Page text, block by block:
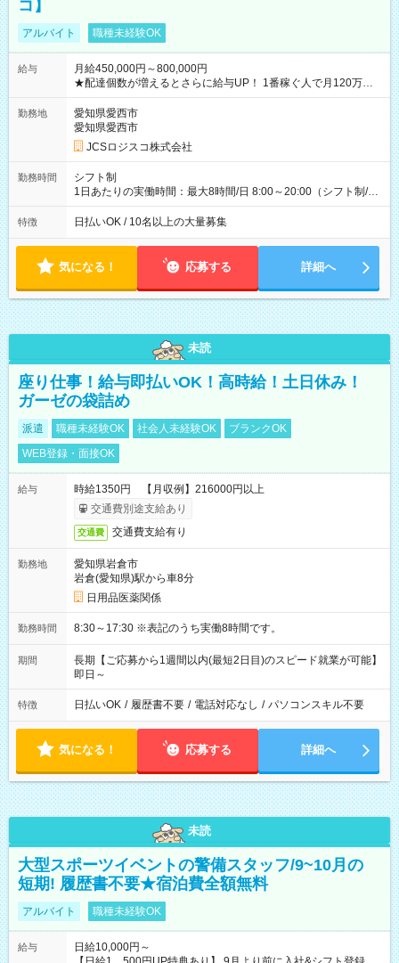
コ】
アルバイト 職種未経験OK
給与
月給450,000円～800,000円
★配達個数が増えるとさらに給与UP！ 1番稼ぐ人で月120万ほ
ど！ ・主要都市エリア 月収55万円／週5日稼働 月収65万~112
万円／週6日稼働 ・地方郊外エリア 月収40万円／週5日稼働 月
収40万円~50万円／週6日稼働 ＜モデルイメージ＞ ■月収50万
円 (27歳男性/江東区在住)※元建築関係 1日150個配達×25日勤務
(日休み) ■月収80万円(43歳男性/墨田区在住)※元営業 1日200個
勤務地
愛知県愛西市
愛知県愛西市
JCSロジスコ株式会社
勤務時間
シフト制
1日あたりの実働時間：最大8時間/日 8:00～20:00（シフト制/実
働8時間） ※週5日勤務（場所次第では週4も有り） ※配達状況
によって時間外での勤務可能性有り ※案件により多少の前後あ
特徴 日払いOK / 10名以上の大量募集
気になる！ 応募する 詳細へ
未読
座り仕事！給与即払いOK！高時給！土日休み！
ガーゼの袋詰め
派遣 職種未経験OK 社会人未経験OK
ブランクOK
WEB登録・面接OK
給与
時給1350円 【月収例】216000円以上
交通費別途支給あり
交通費 交通費支給有り
勤務地
愛知県岩倉市
岩倉(愛知県)駅から車8分
日用品医薬関係
勤務時間 8:30～17:30 ※表記のうち実働8時間です。
期間
長期【ご応募から1週間以内(最短2日目)のスピード就業が可能】
即日～
特徴 日払いOK / 履歴書不要 / 電話対応なし / パソコンスキル不要
気になる！ 応募する 詳細へ
未読
大型スポーツイベントの警備スタッフ/9~10月の
短期! 履歴書不要★宿泊費全額無料
アルバイト 職種未経験OK
給与
日給10,000円～